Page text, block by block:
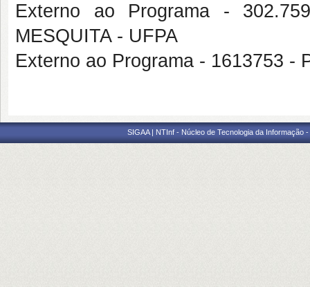
Externo ao Programa -
MESQUITA - UFPA
Externo ao Programa - 1613753 -
SIGAA | NTInf - Núcleo de Tecnologia da